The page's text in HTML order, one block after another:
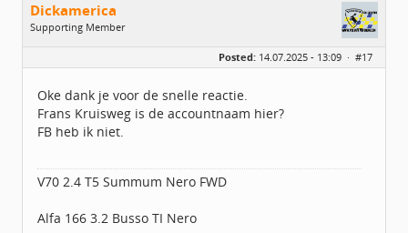
Dickamerica
Supporting Member
Berichten:
42
Posted: 14.07.2025 - 13:09 · #17
Oke dank je voor de snelle reactie.
Frans Kruisweg is de accountnaam hier?
FB heb ik niet.
V70 2.4 T5 Summum Nero FWD
Alfa 166 3.2 Busso TI Nero